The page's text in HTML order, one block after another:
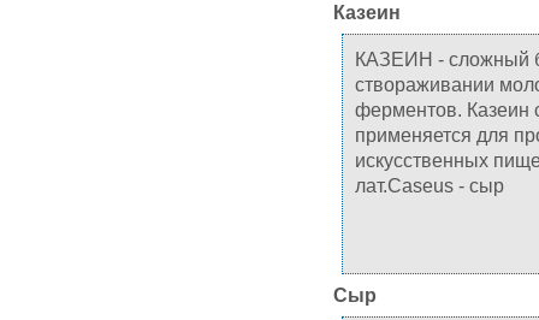
Казеин
КАЗЕИН - сложный
створаживании
ферментов. Казеин
применяется для
искусственных
лат.Caseus - сыр
Сыр